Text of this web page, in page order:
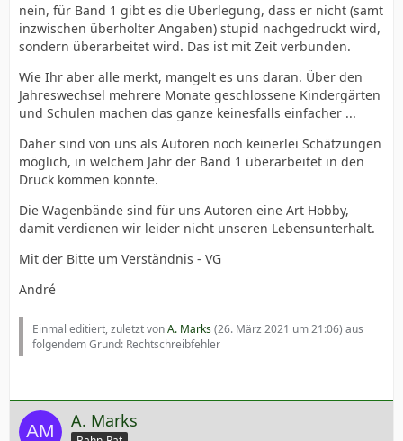
nein, für Band 1 gibt es die Überlegung, dass er nicht (samt
inzwischen überholter Angaben) stupid nachgedruckt wird,
sondern überarbeitet wird. Das ist mit Zeit verbunden.
Wie Ihr aber alle merkt, mangelt es uns daran. Über den
Jahreswechsel mehrere Monate geschlossene Kindergärten
und Schulen machen das ganze keinesfalls einfacher ...
Daher sind von uns als Autoren noch keinerlei Schätzungen
möglich, in welchem Jahr der Band 1 überarbeitet in den
Druck kommen könnte.
Die Wagenbände sind für uns Autoren eine Art Hobby,
damit verdienen wir leider nicht unseren Lebensunterhalt.
Mit der Bitte um Verständnis - VG
André
Einmal editiert, zuletzt vonA. Marks(26. März 2021 um 21:06) aus
folgendem Grund: Rechtschreibfehler
A. Marks